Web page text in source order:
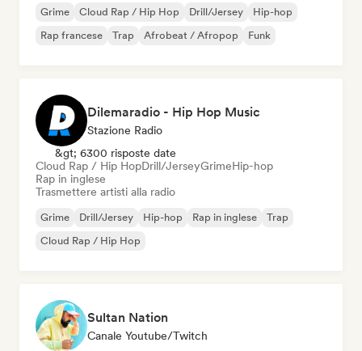
Grime Cloud Rap / Hip Hop Drill/Jersey
Hip-hop
Rap francese
Trap Afrobeat / Afropop Funk
Dilemaradio - Hip Hop Music
Stazione Radio
&gt; 6300 risposte date
Cloud Rap / Hip HopDrill/JerseyGrimeHip-hop
Rap in inglese
Trasmettere artisti alla radio
Grime Drill/Jersey Hip-hop Rap in inglese
Trap
Cloud Rap / Hip Hop
Sultan Nation
Canale Youtube/Twitch